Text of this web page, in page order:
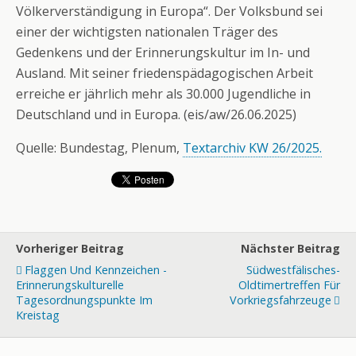
Völkerverständigung in Europa“. Der Volksbund sei
einer der wichtigsten nationalen Träger des
Gedenkens und der Erinnerungskultur im In- und
Ausland. Mit seiner friedenspädagogischen Arbeit
erreiche er jährlich mehr als 30.000 Jugendliche in
Deutschland und in Europa. (eis/aw/26.06.2025)
Quelle: Bundestag, Plenum, Textarchiv KW 26/2025.
Vorheriger Beitrag
Flaggen Und Kennzeichen -
Erinnerungskulturelle
Tagesordnungspunkte Im
Kreistag
Nächster Beitrag
Südwestfälisches-
Oldtimertreffen Für
Vorkriegsfahrzeuge